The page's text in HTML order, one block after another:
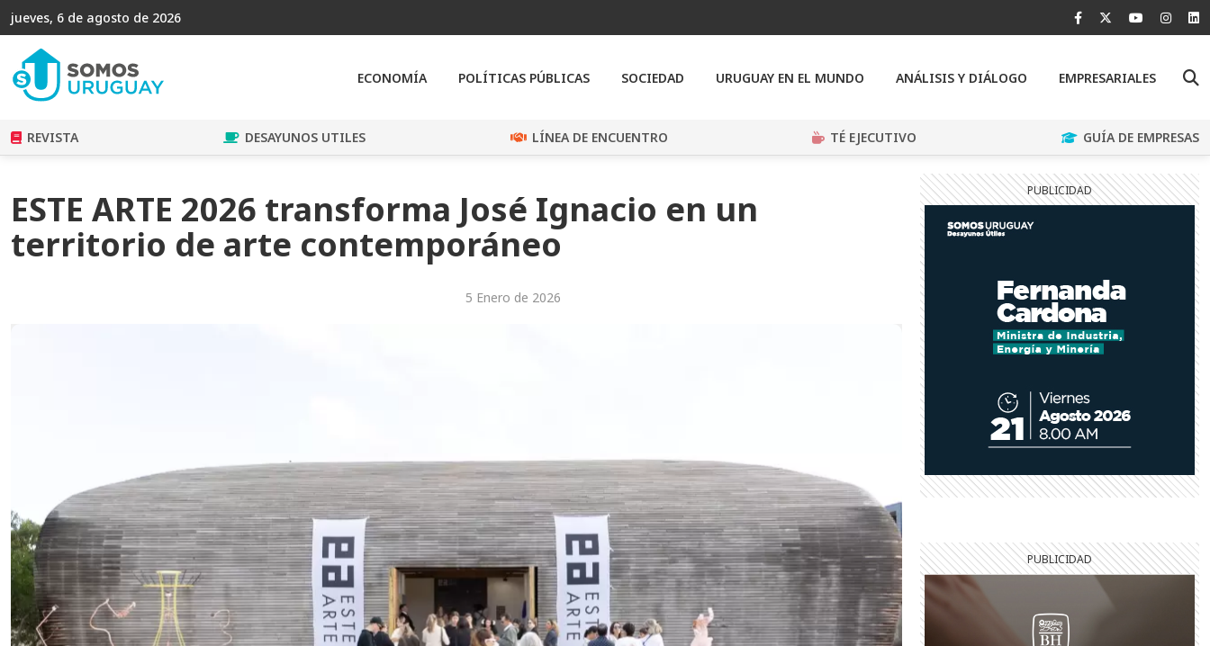
jueves, 6 de agosto de 2026
ECONOMÍA POLÍTICAS PÚBLICAS SOCIEDAD URUGUAY EN EL MUNDO ANÁLISIS Y DIÁLOGO EMPRESARIALES
REVISTA DESAYUNOS UTILES LÍNEA DE ENCUENTRO TÉ EJECUTIVO GUÍA DE EMPRESAS
ESTE ARTE 2026 transforma José Ignacio en un
territorio de arte contemporáneo
5 Enero de 2026